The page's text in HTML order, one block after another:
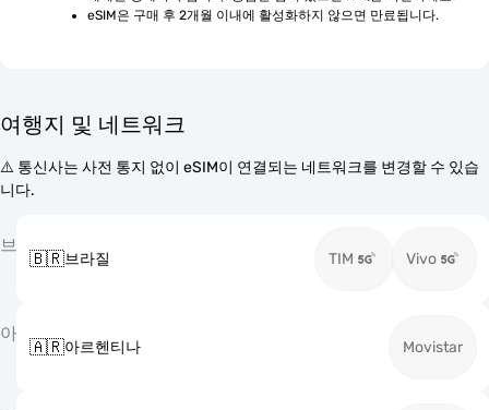
eSIM은 구매 후 2개월 이내에 활성화하지 않으면 만료됩니다.
여행지 및 네트워크
⚠️ 통신사는 사전 통지 없이 eSIM이 연결되는 네트워크를 변경할 수 있습
니다.
브
🇧🇷브라질 TIM Vivo
아
🇦🇷아르헨티나 Movistar